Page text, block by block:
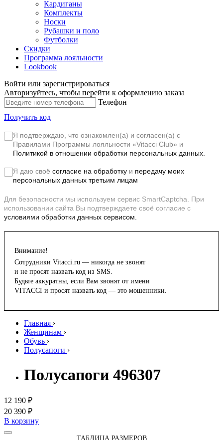
Кардиганы
Комплекты
Носки
Рубашки и поло
Футболки
Скидки
Программа лояльности
Lookbook
Войти или зарегистрироваться
Авторизуйтесь, чтобы перейти к оформлению заказа
Телефон
Получить код
Я подтверждаю, что ознакомлен(а) и согласен(а) с
Правилами Программы лояльности «Vitacci Club» и
Политикой в отношении обработки персональных данных.
Я даю своё согласие на обработку и передачу моих
персональных данных третьим лицам
Для безопасности мы используем сервис SmartCaptcha. При
использовании сайта Вы подтверждаете своё согласие с
условиями обработки данных сервисом.
Внимание!
Сотрудники Vitacci.ru — никогда не звонят
и не просят назвать код из SMS.
Будьте аккуратны, если Вам звонят от имени
VITACCI и просят назвать код — это мошенники.
Главная ›
Женщинам ›
Обувь ›
Полусапоги ›
Полусапоги 496307
12 190 ₽
20 390 ₽
В корзину
ТАБЛИЦА РАЗМЕРОВ